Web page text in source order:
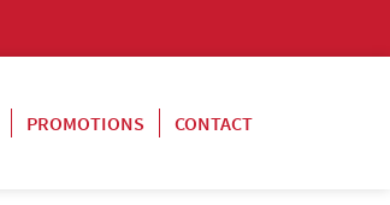
PROMOTIONS CONTACT